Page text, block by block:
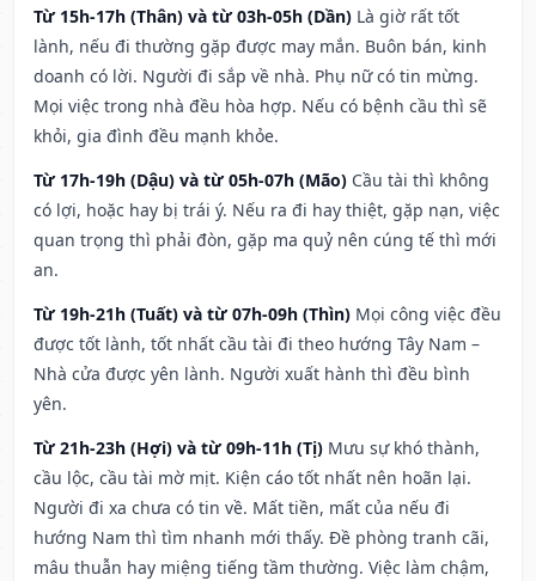
Từ 15h-17h (Thân) và từ 03h-05h (Dần) Là giờ rất tốt
lành, nếu đi thường gặp được may mắn. Buôn bán, kinh
doanh có lời. Người đi sắp về nhà. Phụ nữ có tin mừng.
Mọi việc trong nhà đều hòa hợp. Nếu có bệnh cầu thì sẽ
khỏi, gia đình đều mạnh khỏe.
Từ 17h-19h (Dậu) và từ 05h-07h (Mão) Cầu tài thì không
có lợi, hoặc hay bị trái ý. Nếu ra đi hay thiệt, gặp nạn, việc
quan trọng thì phải đòn, gặp ma quỷ nên cúng tế thì mới
an.
Từ 19h-21h (Tuất) và từ 07h-09h (Thìn) Mọi công việc đều
được tốt lành, tốt nhất cầu tài đi theo hướng Tây Nam –
Nhà cửa được yên lành. Người xuất hành thì đều bình
yên.
Từ 21h-23h (Hợi) và từ 09h-11h (Tị) Mưu sự khó thành,
cầu lộc, cầu tài mờ mịt. Kiện cáo tốt nhất nên hoãn lại.
Người đi xa chưa có tin về. Mất tiền, mất của nếu đi
hướng Nam thì tìm nhanh mới thấy. Đề phòng tranh cãi,
mâu thuẫn hay miệng tiếng tầm thường. Việc làm chậm,